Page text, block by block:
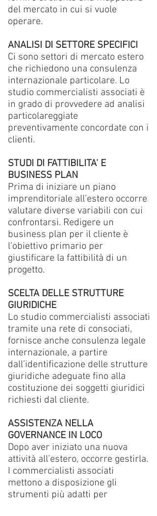
del mercato in cui si vuole
operare.
ANALISI DI SETTORE SPECIFICI
Ci sono settori di mercato estero
che richiedono una consulenza
internazionale particolare. Lo
studio commercialisti associati è
in grado di provvedere ad analisi
particolareggiate
preventivamente concordate con i
clienti.
STUDI DI FATTIBILITA' E
BUSINESS PLAN
Prima di iniziare un piano
imprenditoriale all’estero occorre
valutare diverse variabili con cui
confrontarsi. Redigere un
business plan per il cliente è
l’obiettivo primario per
giustificare la fattibilità di un
progetto.
SCELTA DELLE STRUTTURE
GIURIDICHE
Lo studio commercialisti associati
tramite una rete di consociati,
fornisce anche consulenza legale
internazionale, a partire
dall’identificazione delle strutture
giuridiche adeguate fino alla
costituzione dei soggetti giuridici
richiesti dal cliente.
ASSISTENZA NELLA
GOVERNANCE IN LOCO
Dopo aver iniziato una nuova
attività all’estero, occorre gestirla.
I commercialisti associati
mettono a disposizione gli
strumenti più adatti per